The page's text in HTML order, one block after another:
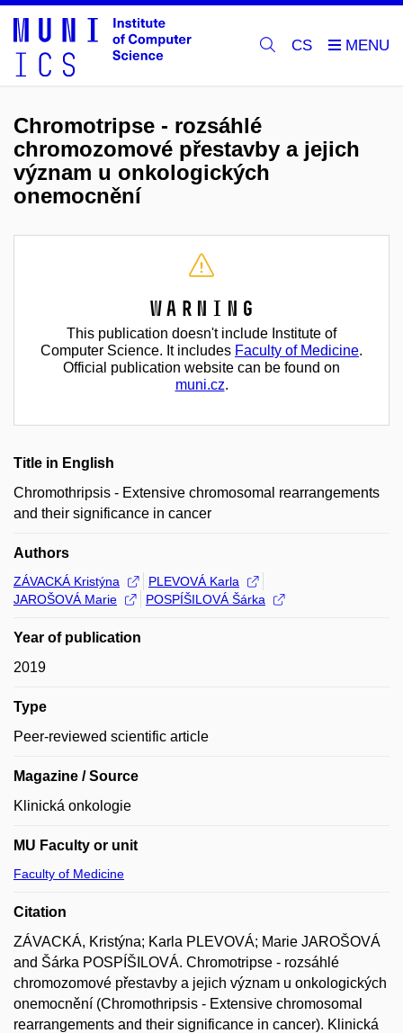
CS
Chromotripse - rozsáhlé
chromozomové přestavby a jejich
význam u onkologických
onemocnění
Warning
This publication doesn't include Institute of
Computer Science. It includes Faculty of Medicine.
Official publication website can be found on
muni.cz.
Title in English
Chromothripsis - Extensive chromosomal rearrangements
and their significance in cancer
Authors
ZÁVACKÁ Kristýna
PLEVOVÁ Karla
JAROŠOVÁ Marie
POSPÍŠILOVÁ Šárka
Year of publication
2019
Type
Peer-reviewed scientific article
Magazine / Source
Klinická onkologie
MU Faculty or unit
Faculty of Medicine
Citation
ZÁVACKÁ, Kristýna; Karla PLEVOVÁ; Marie JAROŠOVÁ
and Šárka POSPÍŠILOVÁ. Chromotripse - rozsáhlé
chromozomové přestavby a jejich význam u onkologických
onemocnění (Chromothripsis - Extensive chromosomal
rearrangements and their significance in cancer). Klinická